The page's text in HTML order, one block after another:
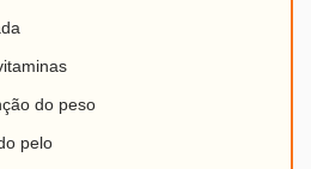
do peso
pelo